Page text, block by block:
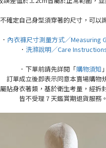
確定自己身型須穿著的尺寸，可以
． 內衣褲尺寸測量方式／Measuring
． 洗滌說明／Care
．下單前請先詳閱「購物須知 」
訂單成立後即表示同意本賣場購物
屬貼身衣著類，基於衛生考量，經拆
皆不受理 7 天鑑賞期退貨服務。